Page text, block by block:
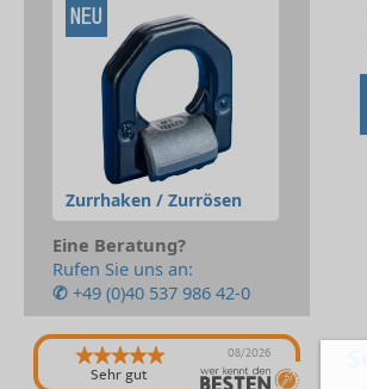
Zurrhaken / Zurrösen
Eine Beratung?
Rufen Sie uns an:
✆ +49 (0)40 537 986 42-0
Sehr gut
08/2026